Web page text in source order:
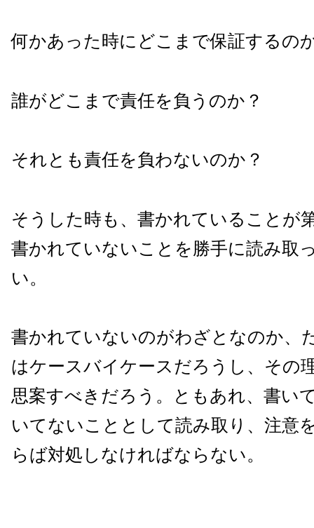
何かあった時にどこまで保証するの
誰がどこまで責任を負うのか？
それとも責任を負わないのか？
そうした時も、書かれていることが
書かれていないことを勝手に読み取
い。
書かれていないのがわざとなのか、
はケースバイケースだろうし、その
思案すべきだろう。ともあれ、書い
いてないこととして読み取り、注意
らば対処しなければならない。